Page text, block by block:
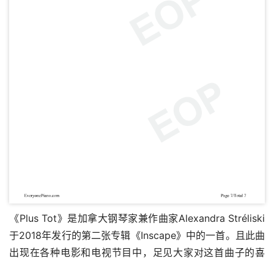
《Plus Tot》是加拿大钢琴家兼作曲家Alexandra Stréliski
于2018年发行的第二张专辑《Inscape》中的一首。且此曲
出现在各种电影和电视节目中，足见大家对这首曲子的喜